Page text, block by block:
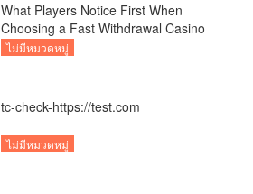
What Players Notice First When
Choosing a Fast Withdrawal Casino
UK
ไม่มีหมวดหมู่
tc-check-https://test.com
ไม่มีหมวดหมู่